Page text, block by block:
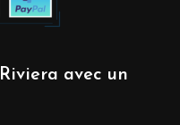
avec un